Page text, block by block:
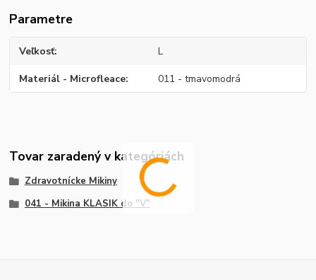
Parametre
Veľkosť L
Materiál - Microfleace 011 - tmavomodrá
Tovar zaradený v kategóriách
Zdravotnícke Mikiny
041 - Mikina KLASIK do "V"